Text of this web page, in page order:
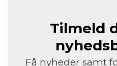
Tilmeld
Få nyheder samt